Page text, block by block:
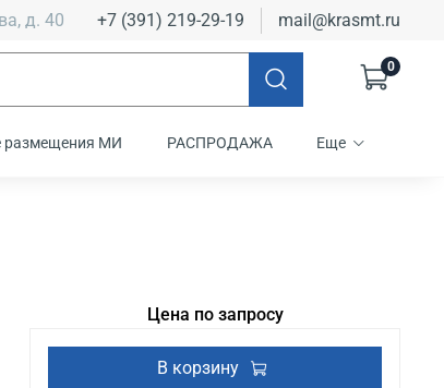
д. 40 +7 (391) 219-29-19 mail@krasmt.ru
0
размещения МИ РАСПРОДАЖА Еще
Цена по запросу
В корзину